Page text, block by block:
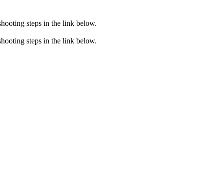
steps in the link below.
steps in the link below.